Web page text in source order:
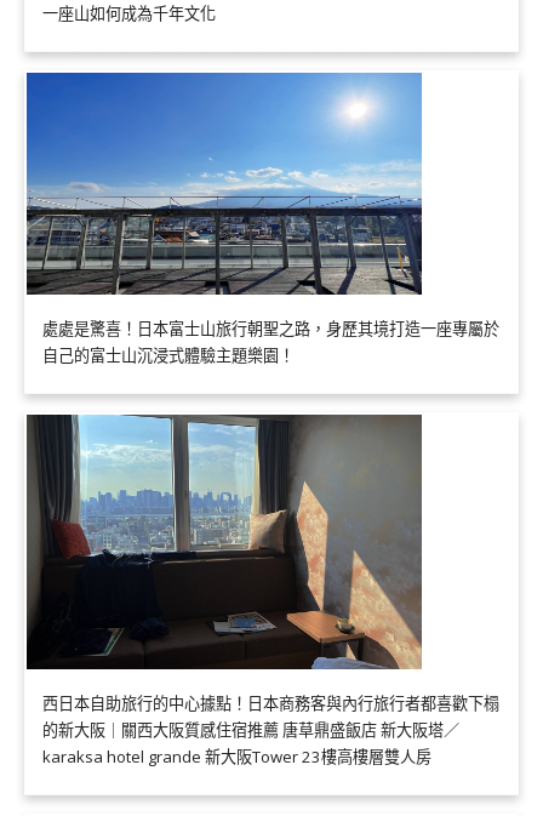
一座山如何成為千年文化
處處是驚喜！日本富士山旅行朝聖之路，身歷其境打造一座專屬於
自己的富士山沉浸式體驗主題樂園！
西日本自助旅行的中心據點！日本商務客與內行旅行者都喜歡下榻
的新大阪｜關西大阪質感住宿推薦 唐草鼎盛飯店 新大阪塔／
karaksa hotel grande 新大阪Tower 23樓高樓層雙人房